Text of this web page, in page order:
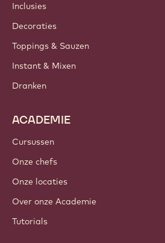
Inclusies
Decoraties
Toppings & Sauzen
Instant & Mixen
Dranken
ACADEMIE
Cursussen
Onze chefs
Onze locaties
Over onze Academie
Tutorials